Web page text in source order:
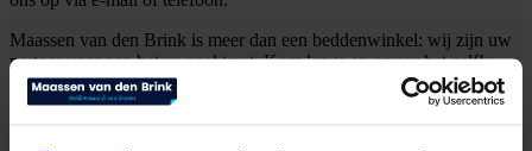
Maassen van den Brink is meer dan een beddenwinkel: wij zijn uw
partner voor een betere nachtrust. Kom langs en ervaar het zelf!
Waarom Maassen van den Brink in Velp?